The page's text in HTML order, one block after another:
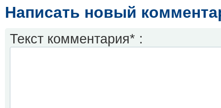
Написать новый
Текст комментария* :